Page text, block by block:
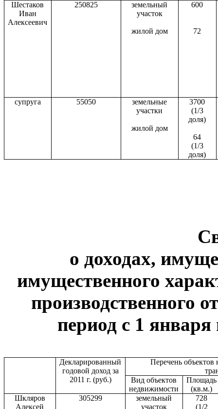
Шестаков
Иван
Алексеевич
250825
земельный
участок
жилой дом
600
72
супруга 55050
земельные
участки
жилой дом
3700
(1/3
доля)
64
(1/3
доля)
о доходах,
имущественного
производственного
период с 1 января
Декларированный
годовой доход за
2011 г. (руб.)
Перечень
Вид объектов
недвижимости
Площадь
(кв.м.)
Шкляров
Алексей
305299
земельный
участок
728
(1/2